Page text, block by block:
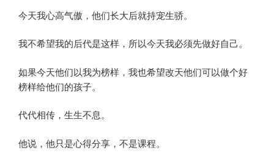
今天我心高气傲，他们长大后就持宠生骄。
我不希望我的后代是这样，所以今天我必须先做好自己。
如果今天他们以我为榜样，我也希望改天他们可以做个好
榜样给他们的孩子。
代代相传，生生不息。
他说，他只是心得分享，不是课程。